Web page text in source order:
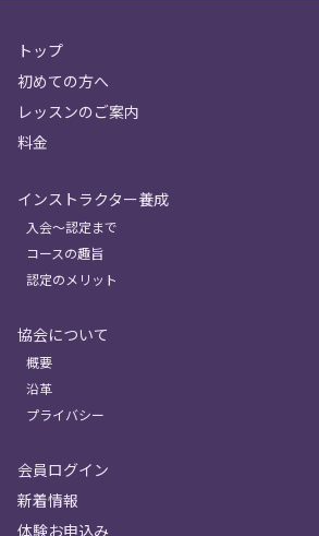
トップ
初めての方へ
レッスンのご案内
料金
インストラクター養成
入会〜認定まで
コースの趣旨
認定のメリット
協会について
概要
沿革
プライバシー
会員ログイン
新着情報
体験お申込み